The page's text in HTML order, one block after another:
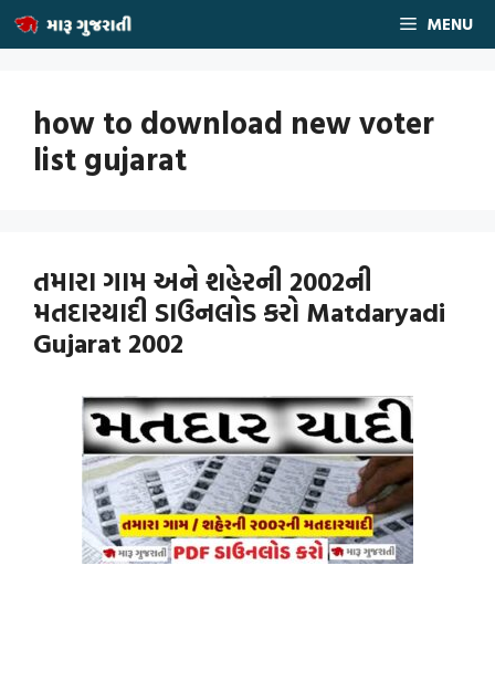
Skip
MENU
how to download new voter
list gujarat
તમારા ગામ અને શહેરની 2002ની
મતદારયાદી ડાઉનલોડ કરો Matdaryadi
Gujarat 2002